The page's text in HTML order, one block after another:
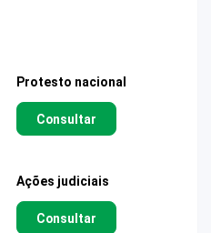
Protesto nacional
Consultar
Ações judiciais
Consultar